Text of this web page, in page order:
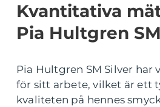
Kvantitativa
Pia Hultgren
Pia Hultgren SM Silver har
för sitt arbete, vilket är ett
kvaliteten på hennes